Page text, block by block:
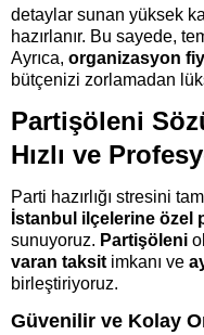
detaylar sunan yüksek
hazırlanır. Bu sayede,
Ayrıca, organizasyon
bütçenizi zorlamadan
Partişöleni
Hızlı ve
Parti hazırlığı stresini
İstanbul ilçelerine
sunuyoruz. Partişöleni
varan taksit imkanı ve
birleştiriyoruz.
Güvenilir ve Kolay